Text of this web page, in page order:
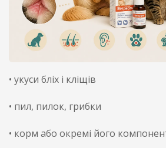
• укуси бліх і кліщів
• пил, пилок, грибки
• корм або окремі його